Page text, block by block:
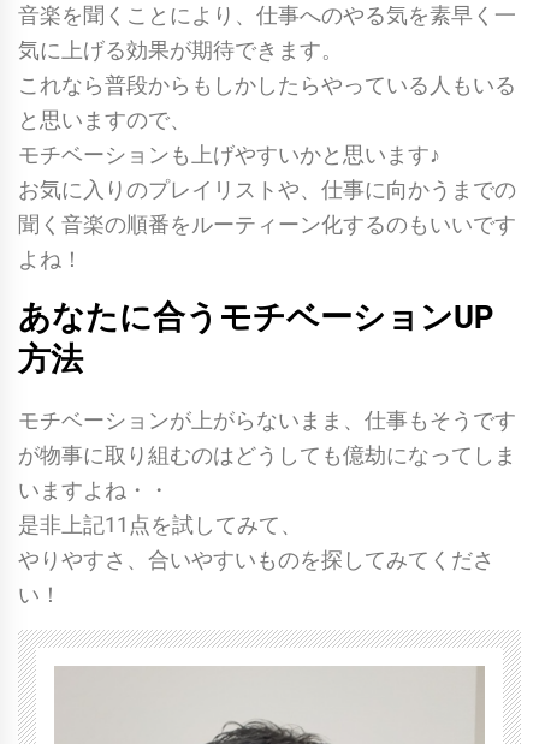
音楽を聞くことにより、仕事へのやる気を素早く一
気に上げる効果が期待できます。
これなら普段からもしかしたらやっている人もいる
と思いますので、
モチベーションも上げやすいかと思います♪
お気に入りのプレイリストや、仕事に向かうまでの
聞く音楽の順番をルーティーン化するのもいいです
よね！
あなたに合うモチベーションUP
方法
モチベーションが上がらないまま、仕事もそうです
が物事に取り組むのはどうしても億劫になってしま
いますよね・・
是非上記11点を試してみて、
やりやすさ、合いやすいものを探してみてくださ
い！